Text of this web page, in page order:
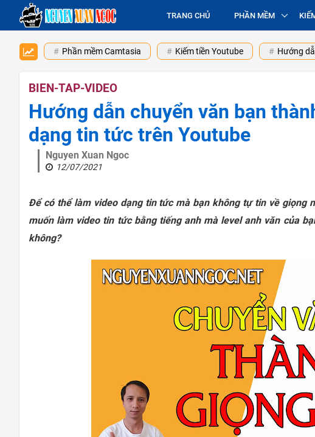
TRANG CHỦ PHẦN MỀM
Phần mềm Camtasia Kiếm tiền Youtube Hướng
BIEN-TAP-VIDEO
Hướng dẫn chuyển văn bạn
dạng tin tức trên Youtube
Nguyen Xuan Ngoc
12/07/2021
Để có thể làm video dạng tin tức mà bạn không tự tin về giọng
muốn làm video tin tức bằng tiếng anh mà level anh văn của
không?